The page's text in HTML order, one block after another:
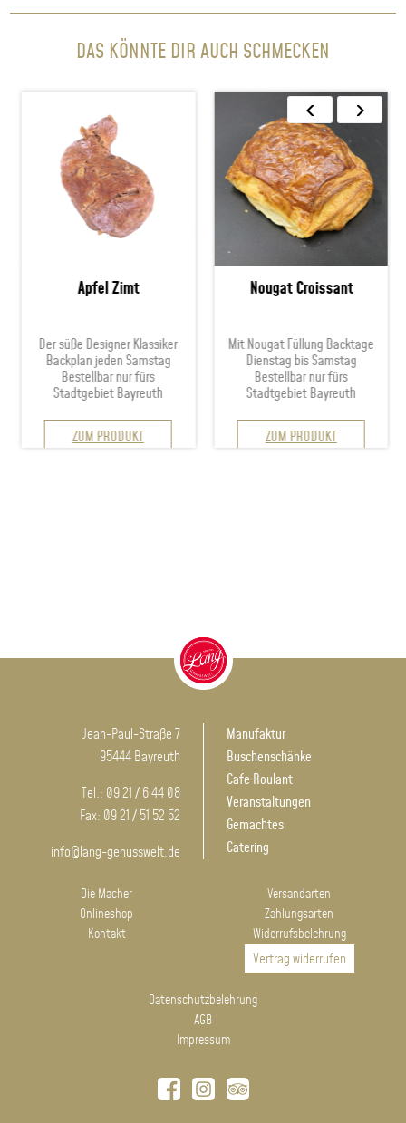
DAS KÖNNTE DIR AUCH SCHMECKEN
Apfel Zimt
Der süße Designer Klassiker
Backplan jeden Samstag
Bestellbar nur fürs
Stadtgebiet Bayreuth
ZUM PRODUKT
Nougat Croissant
Mit Nougat Füllung Backtage
Dienstag bis Samstag
Bestellbar nur fürs
Stadtgebiet Bayreuth
ZUM PRODUKT
Jean-Paul-Straße 7
95444 Bayreuth
Tel.: 09 21 / 6 44 08
Fax: 09 21 / 51 52 52
info@lang-genusswelt.de
Manufaktur
Buschenschänke
Cafe Roulant
Veranstaltungen
Gemachtes
Catering
Die Macher
Onlineshop
Kontakt
Versandarten
Zahlungsarten
Widerrufsbelehrung
Vertrag widerrufen
Datenschutzbelehrung
AGB
Impressum